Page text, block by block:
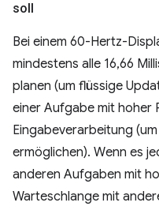
soll
Bei einem 60-Hertz-
mindestens alle 16,66
planen (um flüssige
einer Aufgabe mit hoher
Eingabeverarbeitung
ermöglichen). Wenn es
anderen Aufgaben mit
Warteschlange mit